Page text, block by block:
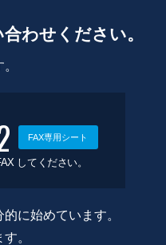
わせください。
FAX専用シート
してください。
に始めています。
。